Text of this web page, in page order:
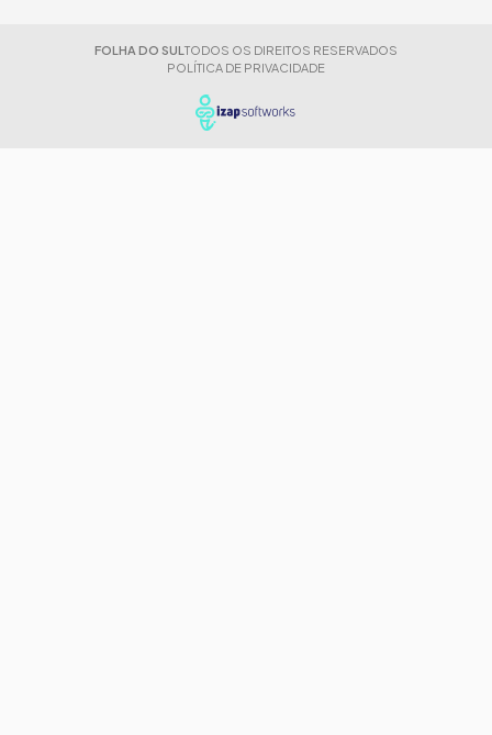
FOLHA DO SUL TODOS OS DIREITOS RESERVADOS
POLÍTICA DE PRIVACIDADE